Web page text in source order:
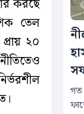
করছে
তেল
২০
গত